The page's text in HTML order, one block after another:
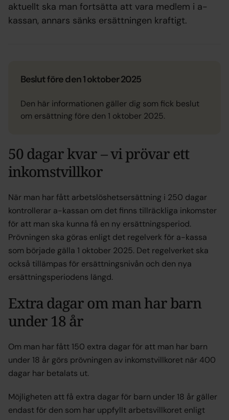
aktuellt ska man fortsätta att vara medlem i a-
kassan, annars sänks ersättningen kraftigt.
Beslut före den 1 oktober 2025
Den här informationen gäller dig som fick beslut
om ersättning före den 1 oktober 2025.
50 dagar kvar – vi prövar ett
inkomstvillkor
När man har fått arbetslöshetsersättning i 250 dagar
kontrollerar a-kassan om det finns tillräckliga inkomster
för att man ska kunna få en ny ersättningsperiod.
Prövningen ska göras enligt det regelverk för a-kassa
som började gälla 1 oktober 2025. Det regelverket ska
också tillämpas för ersättningsnivån och den nya
ersättningsperiodens längd.
Extra dagar om man har barn
under 18 år
Om man har fått 150 extra dagar för att man har barn
under 18 år görs prövningen av inkomstvillkoret när 400
dagar har betalats ut.
Möjligheten att få extra dagar för barn under 18 år gäller
endast för den som har uppfyllt arbetsvillkoret enligt